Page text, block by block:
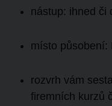
nástup: ihned či
místo působení:
rozvrh vám
firemních kurzů